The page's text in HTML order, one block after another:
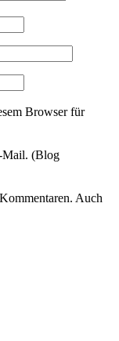
Browser für
Mail. (Blog
Auch